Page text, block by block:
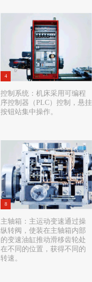
4
控制系统：机床采用可编程
序控制器（PLC）控制，悬挂
按钮站集中操作。
8
主轴箱：主运动变速通过操
纵转阀，使装在主轴箱内部
的变速油缸推动滑移齿轮处
在不同的位置，获得不同的
转速。